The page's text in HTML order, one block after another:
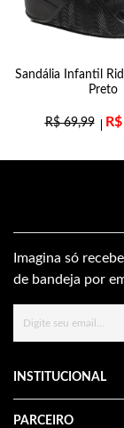
Sandália Infantil
Preto
R$69,99 R$
Imagina só
de bandeja por
INSTITUCIONAL
PARCEIRO